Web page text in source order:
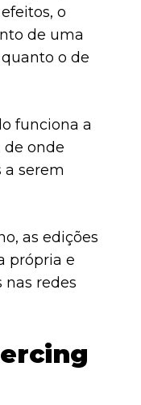
o
de uma
o de
funciona a
de onde
serem
as edições
própria e
redes